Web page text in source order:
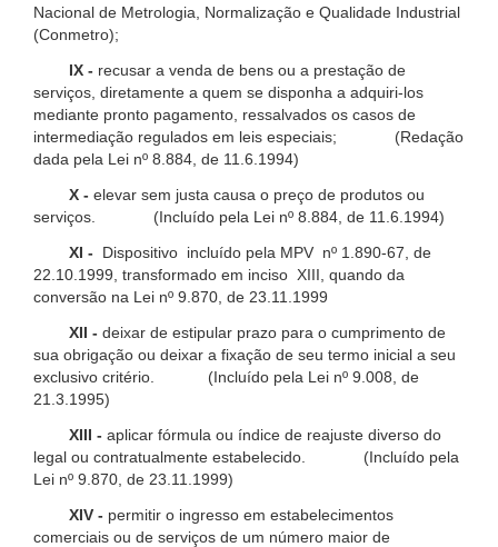
Nacional de Metrologia, Normalização e Qualidade Industrial
(Conmetro);
IX - recusar a venda de bens ou a prestação de
serviços, diretamente a quem se disponha a adquiri-los
mediante pronto pagamento, ressalvados os casos de
intermediação regulados em leis especiais; (Redação
dada pela Lei nº 8.884, de 11.6.1994)
X - elevar sem justa causa o preço de produtos ou
serviços. (Incluído pela Lei nº 8.884, de 11.6.1994)
XI -
Dispositivo incluído pela MPV nº 1.890-67, de
22.10.1999, transformado em inciso XIII, quando da
conversão na Lei nº 9.870, de 23.11.1999
XII - deixar de estipular prazo para o cumprimento de
sua obrigação ou deixar a fixação de seu termo inicial a seu
exclusivo critério. (Incluído pela Lei nº 9.008, de
21.3.1995)
XIII - aplicar fórmula ou índice de reajuste diverso do
legal ou contratualmente estabelecido. (Incluído pela
Lei nº 9.870, de 23.11.1999)
XIV - permitir o ingresso em estabelecimentos
comerciais ou de serviços de um número maior de